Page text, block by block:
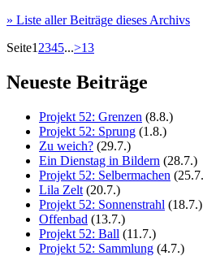
» Liste aller Beiträge dieses Archivs
Seite1 2345...>13
Neueste Beiträge
Projekt 52: Grenzen (8.8.)
Projekt 52: Sprung (1.8.)
Zu weich? (29.7.)
Ein Dienstag in Bildern (28.7.)
Projekt 52: Selbermachen
Lila Zelt (20.7.)
Projekt 52: Sonnenstrahl (18.7.)
Offenbad (13.7.)
Projekt 52: Ball (11.7.)
Projekt 52: Sammlung (4.7.)